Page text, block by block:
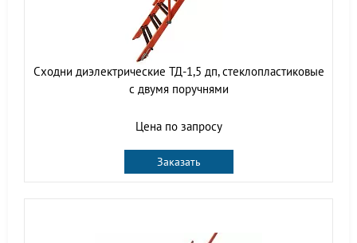
Сходни диэлектрические ТД-1,5 дп, стеклопластиковые
с двумя поручнями
Цена по запросу
Заказать